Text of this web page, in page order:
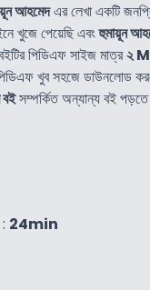
আহমেদএর লেখা একটি
খুজে পেয়েছি এবংহুমায়ূন
পিডিএফ সাইজ মাত্র২
খুব সহজে ডাউনলোড
বইসম্পর্কিত অন্যান্য বই
24min